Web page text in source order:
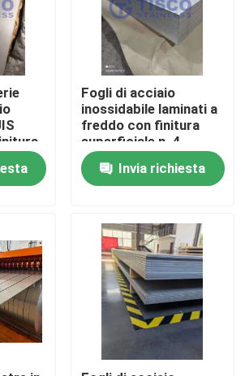
di acciaio inossidabile
Fogli di acciaio
inossidabile laminati a
freddo con finitura
superficiale n. 4
Invia richiesta